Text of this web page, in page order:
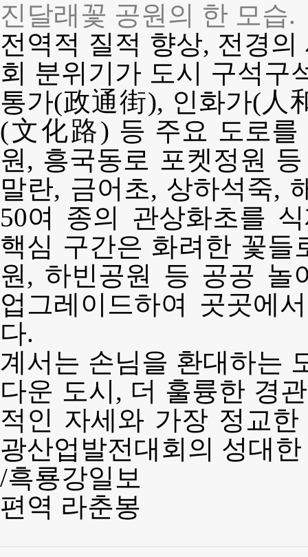
진달래꽃 공원의 한 모습.
전역적 질적 향상, 전경
회 분위기가 도시 구석구
통가(政通街), 인화가(人
(文化路) 등 주요 도로를
원, 흥국동로 포켓정원
말란, 금어초, 상하석죽,
50여 종의 관상화초를
핵심 구간은 화려한 꽃들
원, 하빈공원 등 공공 놀
업그레이드하여 곳곳에
다.
계서는 손님을 환대하는
다운 도시, 더 훌륭한 경
적인 자세와 가장 정교
광산업발전대회의 성대
/흑룡강일보
편역 라춘봉